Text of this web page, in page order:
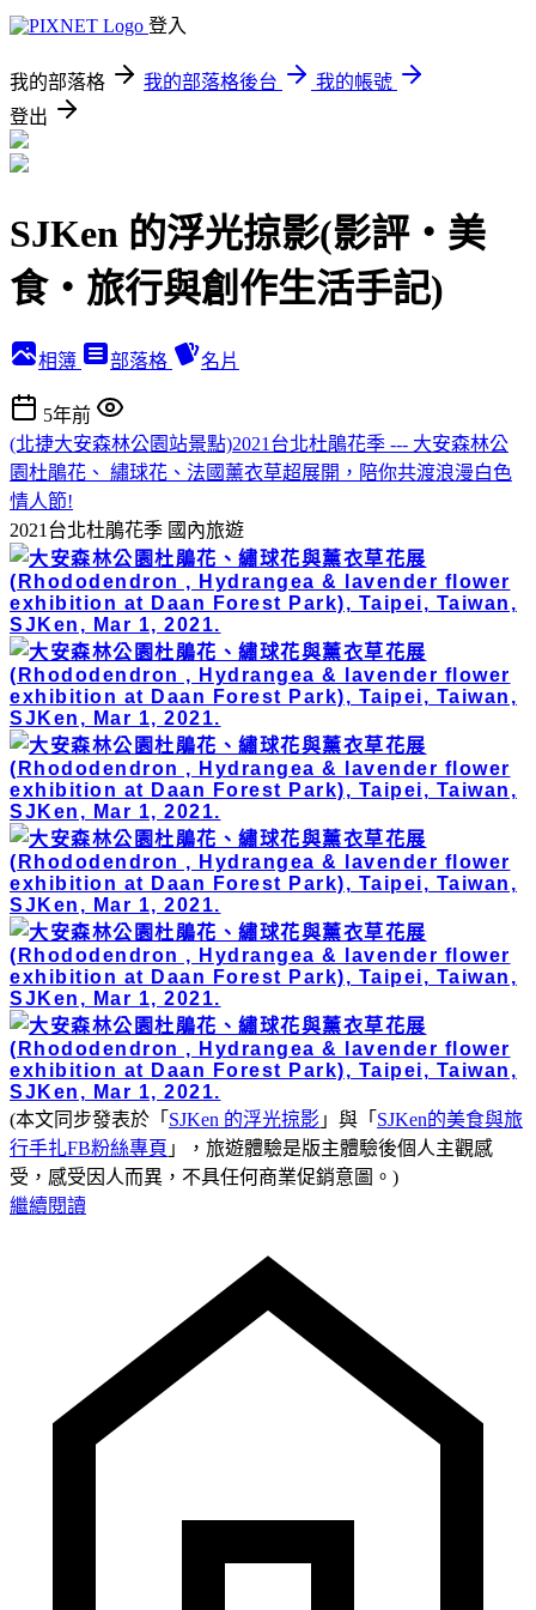
登入
我的部落格 我的部落格後台
我的帳號
登出
SJKen 的浮光掠影(影評‧美
食‧旅行與創作生活手記)
相簿 部落格 名片
5年前
(北捷大安森林公園站景點)2021台北杜鵑花季 --- 大安森林公
園杜鵑花、 繡球花、法國薰衣草超展開，陪你共渡浪漫白色
情人節!
2021台北杜鵑花季 國內旅遊
(本文同步發表於「 SJKen 的浮光掠影 」與「 SJKen的美食與旅
行手扎FB粉絲專頁 」，旅遊體驗是版主體驗後個人主觀感
受，感受因人而異，不具任何商業促銷意圖。)
繼續閱讀